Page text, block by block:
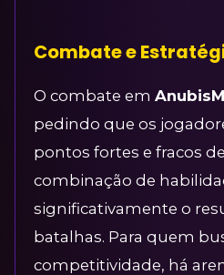
Combate e
O combate em
pedindo que os
pontos fortes e fracos
combinação de
significativamente o
batalhas. Para quem
competitividade, há